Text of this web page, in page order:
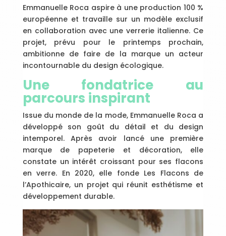
Emmanuelle Roca aspire à une production 100 %
européenne et travaille sur un modèle exclusif
en collaboration avec une verrerie italienne. Ce
projet, prévu pour le printemps prochain,
ambitionne de faire de la marque un acteur
incontournable du design écologique.
Une fondatrice au
parcours inspirant
Issue du monde de la mode, Emmanuelle Roca a
développé son goût du détail et du design
intemporel. Après avoir lancé une première
marque de papeterie et décoration, elle
constate un intérêt croissant pour ses flacons
en verre. En 2020, elle fonde Les Flacons de
l’Apothicaire, un projet qui réunit esthétisme et
développement durable.